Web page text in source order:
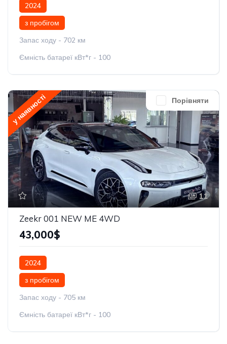
2024
з пробігом
Запас ходу - 702 км
Ємність батареї кВт*г - 100
Порівняти
у наявності
11
Zeekr 001 NEW ME 4WD
43,000$
2024
з пробігом
Запас ходу - 705 км
Ємність батареї кВт*г - 100